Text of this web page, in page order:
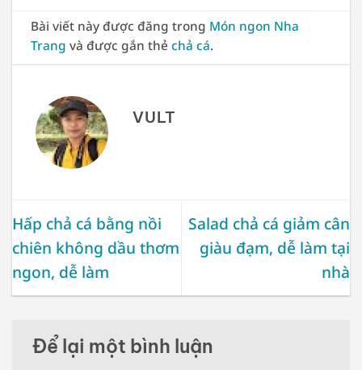
Bài viết này được đăng trong Món ngon Nha
Trang và được gắn thẻchả cá.
VULT
Hấp chả cá bằng nồi
chiên không dầu thơm
ngon, dễ làm
Salad chả cá giảm cân
giàu đạm, dễ làm tại
nhà
Để lại một bình luận